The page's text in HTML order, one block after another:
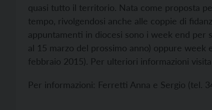
quasi tutto il territorio. Nata come proposta
tempo, rivolgendosi anche alle coppie di
appuntamenti in diocesi sono i week end per
al 15 marzo del prossimo anno) oppure week
febbraio 2015). Per ulteriori informazioni
Per informazioni: Ferretti Anna e Sergio (tel.